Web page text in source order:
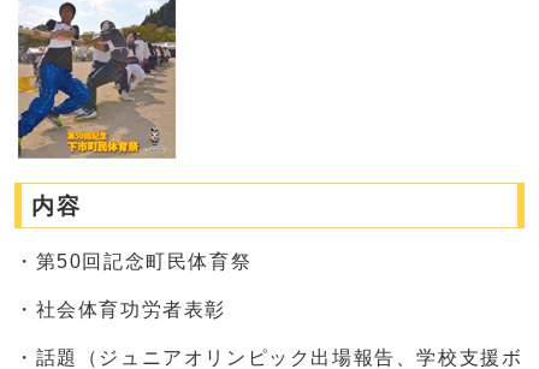
内容
・第50回記念町民体育祭
・社会体育功労者表彰
・話題（ジュニアオリンピック出場報告、学校支援ボ